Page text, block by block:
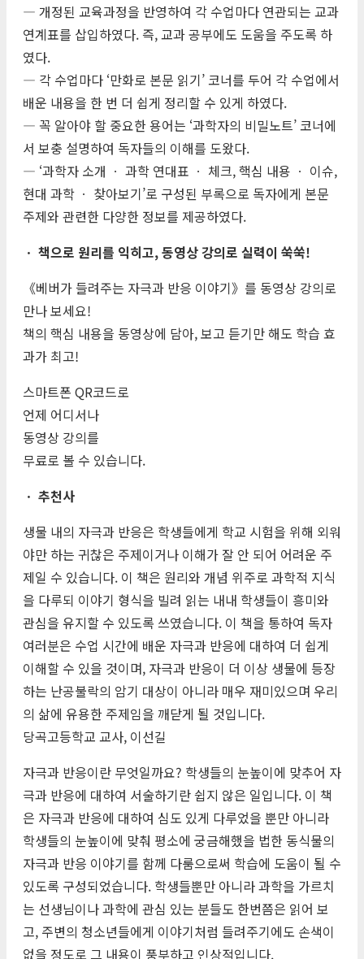
― 개정된 교육과정을 반영하여 각 수업마다 연관되는 교과
연계표를 삽입하였다. 즉, 교과 공부에도 도움을 주도록 하
였다.
― 각 수업마다 ‘만화로 본문 읽기’ 코너를 두어 각 수업에서
배운 내용을 한 번 더 쉽게 정리할 수 있게 하였다.
― 꼭 알아야 할 중요한 용어는 ‘과학자의 비밀노트’ 코너에
서 보충 설명하여 독자들의 이해를 도왔다.
― ‘과학자 소개 ㆍ 과학 연대표 ㆍ 체크, 핵심 내용 ㆍ 이슈,
현대 과학 ㆍ 찾아보기’로 구성된 부록으로 독자에게 본문
주제와 관련한 다양한 정보를 제공하였다.
ㆍ 책으로 원리를 익히고, 동영상 강의로 실력이 쑥쑥!
《베버가 들려주는 자극과 반응 이야기》를 동영상 강의로
만나 보세요!
책의 핵심 내용을 동영상에 담아, 보고 듣기만 해도 학습 효
과가 최고!
스마트폰 QR코드로
언제 어디서나
동영상 강의를
무료로 볼 수 있습니다.
ㆍ 추천사
생물 내의 자극과 반응은 학생들에게 학교 시험을 위해 외워
야만 하는 귀찮은 주제이거나 이해가 잘 안 되어 어려운 주
제일 수 있습니다. 이 책은 원리와 개념 위주로 과학적 지식
을 다루되 이야기 형식을 빌려 읽는 내내 학생들이 흥미와
관심을 유지할 수 있도록 쓰였습니다. 이 책을 통하여 독자
여러분은 수업 시간에 배운 자극과 반응에 대하여 더 쉽게
이해할 수 있을 것이며, 자극과 반응이 더 이상 생물에 등장
하는 난공불락의 암기 대상이 아니라 매우 재미있으며 우리
의 삶에 유용한 주제임을 깨닫게 될 것입니다.
당곡고등학교 교사, 이선길
자극과 반응이란 무엇일까요? 학생들의 눈높이에 맞추어 자
극과 반응에 대하여 서술하기란 쉽지 않은 일입니다. 이 책
은 자극과 반응에 대하여 심도 있게 다루었을 뿐만 아니라
학생들의 눈높이에 맞춰 평소에 궁금해했을 법한 동식물의
자극과 반응 이야기를 함께 다룸으로써 학습에 도움이 될 수
있도록 구성되었습니다. 학생들뿐만 아니라 과학을 가르치
는 선생님이나 과학에 관심 있는 분들도 한번쯤은 읽어 보
고, 주변의 청소년들에게 이야기처럼 들려주기에도 손색이
없을 정도로 그 내용이 풍부하고 인상적입니다.